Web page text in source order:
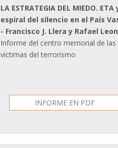
LA ESTRATEGIA DEL MIEDO. ETA
espiral del silencio en el País
- Francisco J. Llera y Rafael
Informe del centro memorial de las
víctimas del terrorismo
INFORME EN PDF